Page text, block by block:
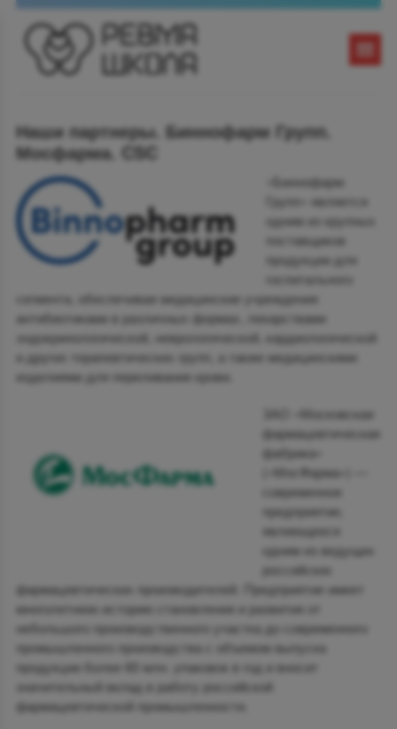
Наши партнеры. Биннофарм Групп.
Мосфарма. CSC
«Биннофарм
Групп» является
одним из крупных
поставщиков
продукции для
госпитального
сегмента, обеспечивая медицинские учреждения
антибиотиками в различных формах, лекарствами
эндокринологической, неврологической, кардиологической
и других терапевтических групп, а также медицинскими
изделиями для переливания крови.
ЗАО «Московская
фармацевтическая
фабрика»
(«МосФарма») —
современное
предприятие,
являющееся
одним из ведущих
российских
фармацевтических производителей. Предприятие имеет
многолетнюю историю становления и развития от
небольшого производственного участка до современного
промышленного производства с объемом выпуска
продукции более 60 млн. упаковок в год и вносит
значительный вклад в работу российской
фармацевтической промышленности.